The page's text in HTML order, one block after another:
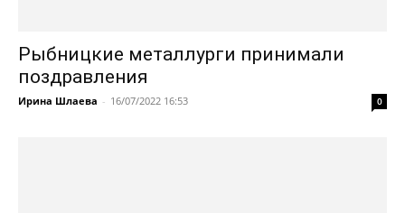
Рыбницкие металлурги принимали
поздравления
Ирина Шлаева - 16/07/2022 16:53 0